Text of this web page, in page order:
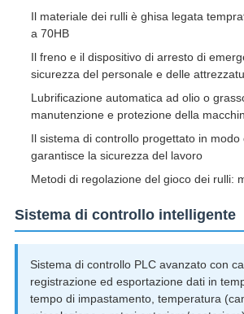
Il materiale dei rulli è ghisa legata
a 70HB
Il freno e il dispositivo di arresto di
sicurezza del personale e delle
Lubrificazione automatica ad olio o
manutenzione e protezione della
Il sistema di controllo progettato in modo
garantisce la sicurezza del lavoro
Metodi di regolazione del gioco dei rulli:
Sistema di controllo intelligente
Sistema di controllo PLC avanzato con
registrazione ed esportazione dati in
tempo di impastamento, temperatura